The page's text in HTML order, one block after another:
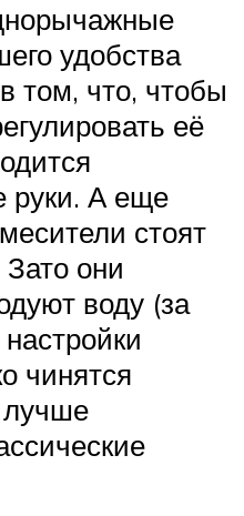
удобства
том, что, чтобы
её
руки. А еще
стоят
они
воду (за
чинятся
лучше